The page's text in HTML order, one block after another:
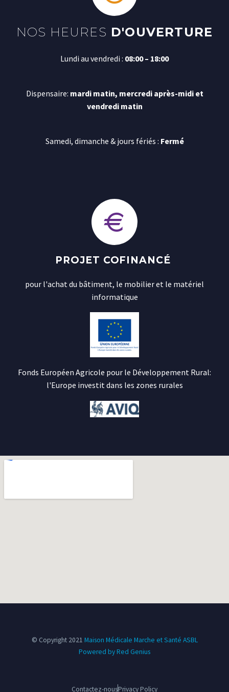
NOS HEURES D'OUVERTURE
Lundi au vendredi : 08:00 – 18:00
Dispensaire: mardi matin, mercredi après-midi et
vendredi matin
Samedi, dimanche & jours fériés : Fermé
PROJET COFINANCÉ
pour l'achat du bâtiment, le mobilier et le matériel
informatique
Fonds Européen Agricole pour le Développement Rural:
l'Europe investit dans les zones rurales
© Copyright 2021 Maison Médicale Marche et Santé ASBL
Powered by Red Genius
Contactez-nousPrivacy Policy